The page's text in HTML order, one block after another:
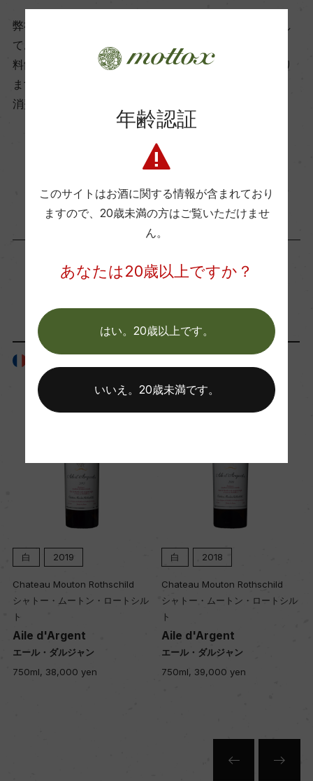
ビオ情報・認証機関
ー
有機JAS認証
ー
89ー91
国内ワイン専門誌評価歴
熟成：ー
年間生産量
ー
弊社は、酒類販売業免許をお持ちの販売店様とお取引し
ております。
料飲店様には帳合酒販店様を通して商品を提供しており
ます。
消費者様には酒販店様の紹介をしております
お取り寄せ可能店一覧はこちら
白 2019
Chateau Mouton Rothschild
シャトー・ムートン・ロートシル
ト
Aile d'Argent
エール・ダルジャン
750ml, 38,000 yen
白 2018
Chateau Mouton Rothschild
シャトー・ムートン・ロートシル
ト
Aile d'Argent
エール・ダルジャン
750ml, 39,000 yen
年齢認証
このサイトはお酒に関する情報が含まれており
ますので、 20歳未満の方はご覧いただけませ
ん。
あなたは20歳以上ですか？
はい。20歳以上です。
いいえ。20歳未満です。